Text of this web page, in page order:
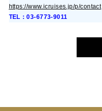
https://www.icruises.jp/p/contact
TEL：03-6773-9011